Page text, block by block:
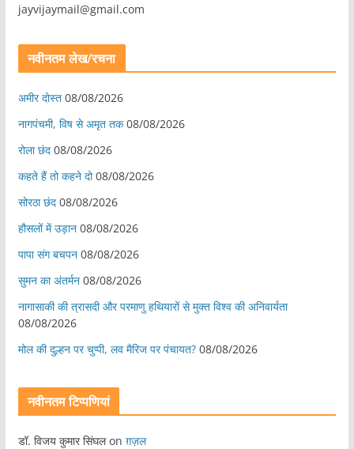
jayvijaymail@gmail.com
नवीनतम लेख/रचना
अमीर दोस्त 08/08/2026
नागपंचमी, ​विष से अमृत तक 08/08/2026
रोला छंद 08/08/2026
कहते हैं तो कहने दो 08/08/2026
सोरठा छंद 08/08/2026
हौसलों में उड़ान 08/08/2026
पापा संग बचपन 08/08/2026
सुमन का अंतर्मन 08/08/2026
नागासाकी की त्रासदी और परमाणु हथियारों से मुक्त विश्व की अनिवार्यता
08/08/2026
मोल की दुल्हन पर चुप्पी, लव मैरिज पर पंचायत? 08/08/2026
नवीनतम टिप्पणियां
डॉ. विजय कुमार सिंघलon ग़ज़ल